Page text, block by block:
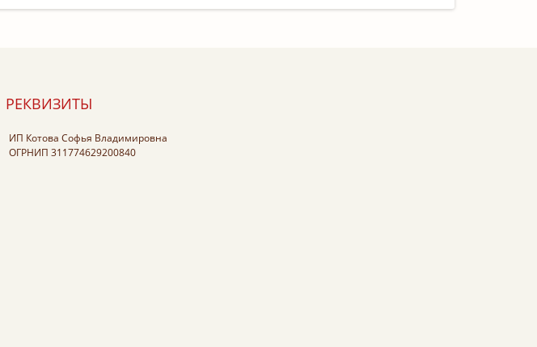
РЕКВИЗИТЫ
ИП Котова Софья Владимировна
ОГРНИП 311774629200840